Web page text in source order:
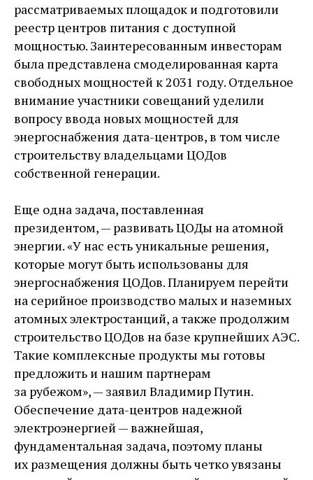
рассматриваемых площадок и подготовили
реестр центров питания с доступной
мощностью. Заинтересованным инвесторам
была представлена смоделированная карта
свободных мощностей к 2031 году. Отдельное
внимание участники совещаний уделили
вопросу ввода новых мощностей для
энергоснабжения дата-центров, в том числе
строительству владельцами ЦОДов
собственной генерации.
Еще одна задача, поставленная
президентом, — развивать ЦОДы на атомной
энергии. «У нас есть уникальные решения,
которые могут быть использованы для
энергоснабжения ЦОДов. Планируем перейти
на серийное производство малых и наземных
атомных электростанций, а также продолжим
строительство ЦОДов на базе крупнейших АЭС.
Такие комплексные продукты мы готовы
предложить и нашим партнерам
за рубежом», — заявил Владимир Путин.
Обеспечение дата-центров надежной
электроэнергией — важнейшая,
фундаментальная задача, поэтому планы
их размещения должны быть четко увязаны